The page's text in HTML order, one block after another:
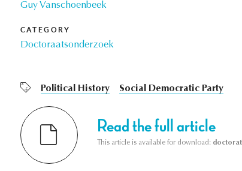
Guy Vanschoenbeek
CATEGORY
Doctoraatsonderzoek
Political History Social Democratic Party
Read the full article
This article is available for download: doctorat